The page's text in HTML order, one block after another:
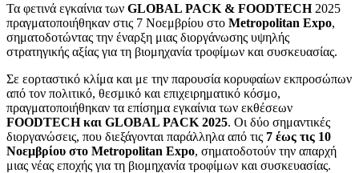
Τα φετινά εγκαίνια των GLOBAL PACK & FOODTECH2025
πραγματοποιήθηκαν στις 7 Νοεμβρίου στο Metropolitan Expo,
σηματοδοτώντας την έναρξη μιας διοργάνωσης υψηλής
στρατηγικής αξίας για τη βιομηχανία τροφίμων και συσκευασίας.
Σε εορταστικό κλίμα και με την παρουσία κορυφαίων εκπροσώπων
από τον πολιτικό, θεσμικό και επιχειρηματικό κόσμο,
πραγματοποιήθηκαν τα επίσημα εγκαίνια των εκθέσεων
FOODTECH και GLOBAL PACK 2025. Οι δύο σημαντικές
διοργανώσεις, που διεξάγονται παράλληλα από τις 7 έως τις 10
Νοεμβρίου στο Metropolitan Expo, σηματοδοτούν την απαρχή
μιας νέας εποχής για τη βιομηχανία τροφίμων και συσκευασίας.